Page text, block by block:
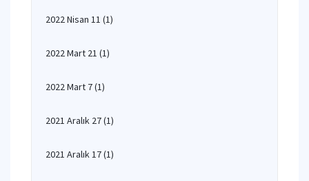
2022 Nisan 11 (1)
2022 Mart 21 (1)
2022 Mart 7(1)
2021 Aralık 27(1)
2021 Aralık 17(1)